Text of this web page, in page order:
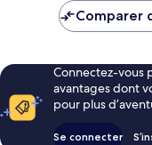
Comparer
Connectez-vous
avantages dont
pour plus
Se connecter